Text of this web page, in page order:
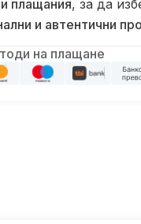
плащания, за да
и автентични
на плащане